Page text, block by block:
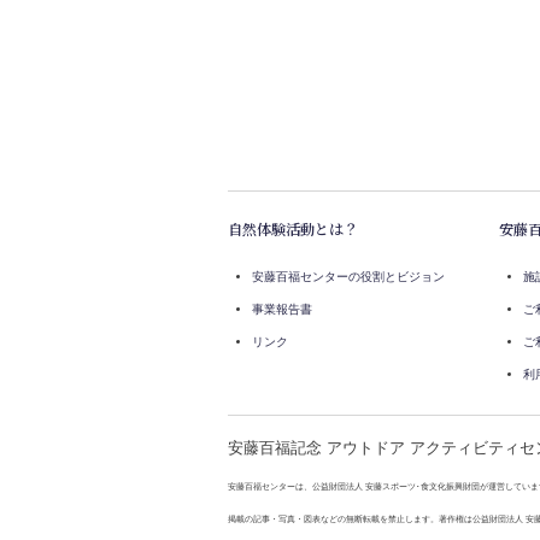
自然体験活動とは？
安藤百福センターの役割とビジョン
事業報告書
リンク
安藤
施
ご
ご
利
安藤百福記念 アウトドア アクティビティセ
安藤百福センターは、公益財団法人 安藤スポーツ･食文化振興財団が運営していま
掲載の記事・写真・図表などの無断転載を禁止します。著作権は公益財団法人